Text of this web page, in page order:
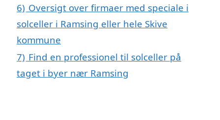
6) Oversigt over firmaer med speciale i
solceller i Ramsing eller hele Skive
kommune
7) Find en professionel til solceller på
taget i byer nær Ramsing